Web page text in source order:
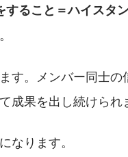
ること＝ハイスタ
す。メンバー同士の
成果を出し続けられ
なります。